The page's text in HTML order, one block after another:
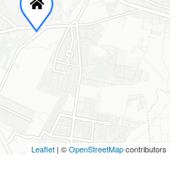
Leaflet | ©OpenStreetMapcontributors